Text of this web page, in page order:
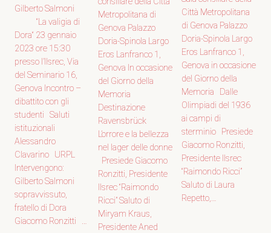
Gilberto Salmoni
“La valigia di
Dora“ 23 gennaio
2023 ore 15:30
presso l’Ilsrec, Via
del Seminario 16,
Genova Incontro –
dibattito con gli
studenti Saluti
istituzionali
Alessandro
Clavarino URPL
Intervengono:
Gilberto Salmoni
sopravvissuto,
fratello di Dora
Giacomo Ronzitti …
Metropolitana di
Genova Palazzo
Doria-Spinola Largo
Eros Lanfranco 1,
Genova In occasione
del Giorno della
Memoria
Destinazione
Ravensbrück
L’orrore e la bellezza
nel lager delle donne
Presiede Giacomo
Ronzitti, Presidente
Ilsrec “Raimondo
Ricci” Saluto di
Miryam Kraus,
Presidente Aned
Città Metropolitana
di Genova Palazzo
Doria-Spinola Largo
Eros Lanfranco 1,
Genova in occasione
del Giorno della
Memoria Dalle
Olimpiadi del 1936
ai campi di
sterminio Presiede
Giacomo Ronzitti,
Presidente Ilsrec
“Raimondo Ricci”
Saluto di Laura
Repetto,…